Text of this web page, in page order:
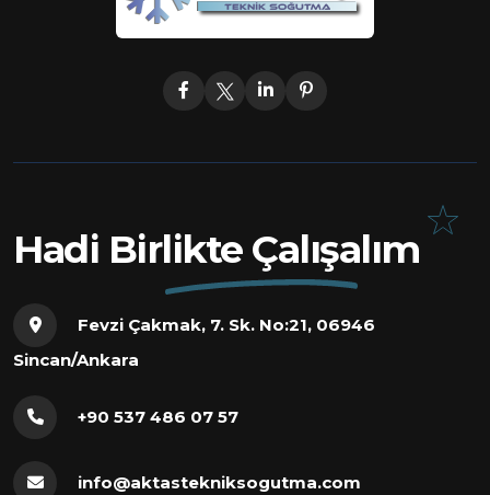
Hadi Birlikte Çalışalım
Fevzi Çakmak, 7. Sk. No:21, 06946
Sincan/Ankara
+90 537 486 07 57
info@aktastekniksogutma.com